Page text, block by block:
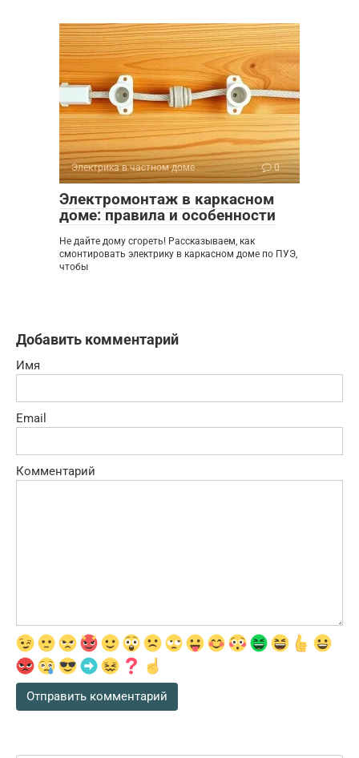
Электрика в частном доме 0
Электромонтаж в каркасном
доме: правила и особенности
Не дайте дому сгореть! Рассказываем, как
смонтировать электрику в каркасном доме по ПУЭ,
чтобы
Добавить комментарий
Имя
Email
Комментарий